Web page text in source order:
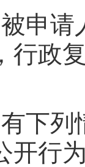
请人
行政
列情
开行